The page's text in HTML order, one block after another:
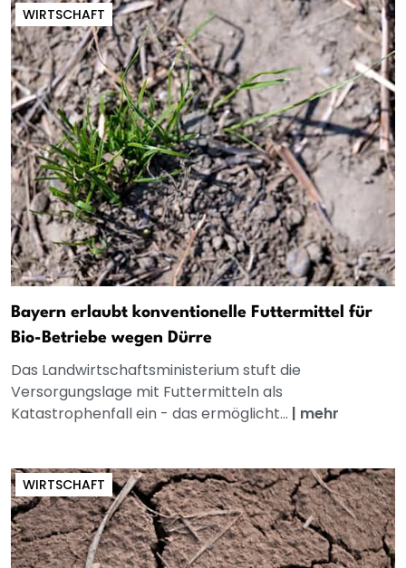
WIRTSCHAFT
Bayern erlaubt konventionelle Futtermittel für
Bio-Betriebe wegen Dürre
Das Landwirtschaftsministerium stuft die
Versorgungslage mit Futtermitteln als
Katastrophenfall ein - das ermöglicht... | mehr
WIRTSCHAFT